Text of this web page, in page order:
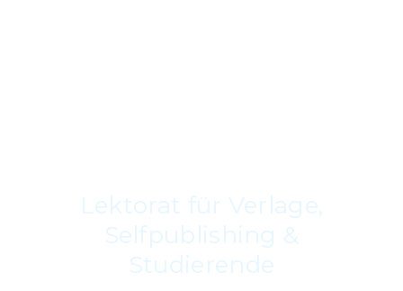
Lektorat für Verlage,
Selfpublishing &
Studierende